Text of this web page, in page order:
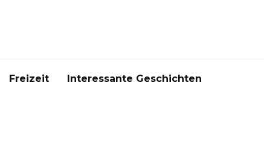
Freizeit Interessante Geschichten